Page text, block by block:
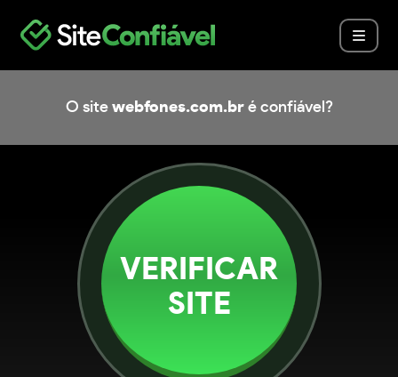
O site webfones.com.bré confiável?
VERIFICAR
SITE